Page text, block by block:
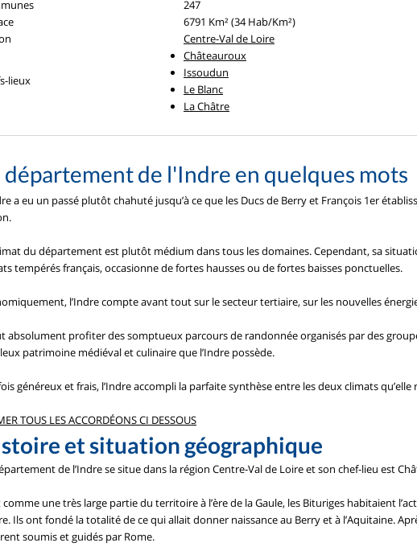
247
6791 Km² (34 Hab/Km²)
Centre-Val de Loire
lieux
Châteauroux
Issoudun
Le Blanc
La Châtre
département de l'Indre en quelques mots
a eu un passé plutôt chahuté jusqu’à ce que les Ducs de Berry et François 1er
du département est plutôt médium dans tous les domaines. Cependant, sa
tempérés français, occasionne de fortes hausses ou de fortes baisses ponctuelles.
l’Indre compte avant tout sur le secteur tertiaire, sur les nouvelles
absolument profiter des somptueux parcours de randonnée organisés par des
patrimoine médiéval et culinaire que l’Indre possède.
généreux et frais, l’Indre accompli la parfaite synthèse entre les deux climats qu’elle
TOUS LES ACCORDÉONS CI DESSOUS
et situation géographique
de l’Indre se situe dans la région Centre-Val de Loire et son chef-lieu est
une très large partie du territoire à l’ère de la Gaule, les Bituriges habitaient
Ils ont fondé la totalité de ce qui allait donner naissance au Berry et à l’Aquitaine.
soumis et guidés par Rome.